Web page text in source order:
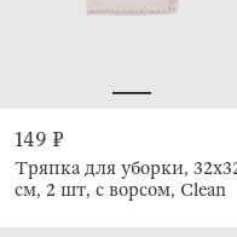
149 ₽
Тряпка для уборки,
см, 2 шт, с ворсом, Clean